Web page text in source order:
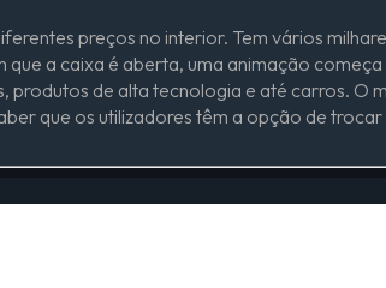
preços no interior. Tem vários
a caixa é aberta, uma animação
de alta tecnologia e até carros. O
que os utilizadores têm a opção de